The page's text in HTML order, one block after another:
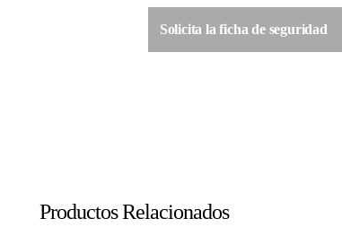
Solicita la ficha de seguridad
Productos Relacionados